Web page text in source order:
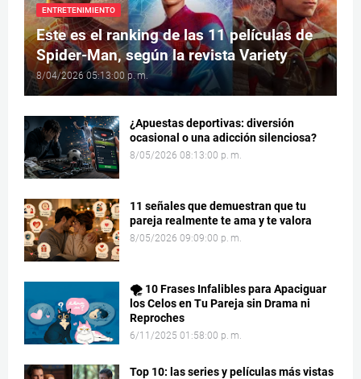
ENTRETENIMIENTO
Este es el ranking de las 11 películas de
Spider-Man, según la revista Variety
8/04/2026 05:13:00 p. m.
¿Apuestas deportivas: diversión
ocasional o una adicción silenciosa?
8/05/2026 08:13:00 p. m.
11 señales que demuestran que tu
pareja realmente te ama y te valora
8/05/2026 09:09:00 p. m.
🌪️ 10 Frases Infalibles para Apaciguar
los Celos en Tu Pareja sin Drama ni
Reproches
6/11/2025 01:58:00 p. m.
Top 10: las series y películas más vistas